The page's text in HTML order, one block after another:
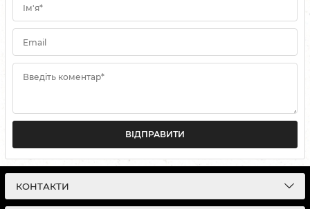
Ім'я*
Email
Введіть коментар*
ВІДПРАВИТИ
КОНТАКТИ